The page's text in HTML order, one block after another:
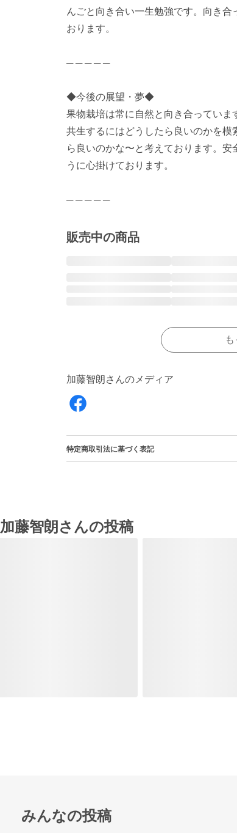
んごと向き合い一生勉強です。向き
おります。
─ ─ ─ ─ ─
◆今後の展望・夢◆
果物栽培は常に自然と向き合っていま
共生するにはどうしたら良いのかを
ら良いのかな〜と考えております。
うに心掛けております。
─ ─ ─ ─ ─
販売中の商品
加藤智朗さんのメディア
特定商取引法に基づく表記
加藤智朗さんの投稿
みんなの投稿